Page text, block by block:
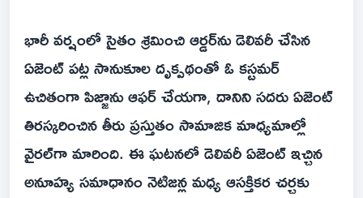
భారీ వర్షంలో సైతం శ్రమించి ఆర్డర్‌ను డెలివరీ చేసిన
ఏజెంట్ పట్ల సానుకూల దృక్పథంతో ఓ కస్టమర్
ఉచితంగా పిజ్జాను ఆఫర్ చేయగా, దానిని సదరు ఏజెంట్
తిరస్కరించిన తీరు ప్రస్తుతం సామాజిక మాధ్యమాల్లో
వైరల్‌గా మారింది. ఈ ఘటనలో డెలివరీ ఏజెంట్ ఇచ్చిన
అనూహ్య సమాధానం నెటిజన్ల మధ్య ఆసక్తికర చర్చకు